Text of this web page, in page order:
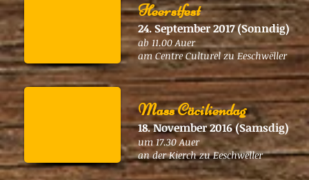
Heerstfest
24. September 2017 (Sonndig)
ab 11.00 Auer
am Centre Culturel zu Eeschwëller
Mass Cäciliendag
18. November 2016 (Samsdig)
um 17.30 Auer
an der Kierch zu Eeschwëller